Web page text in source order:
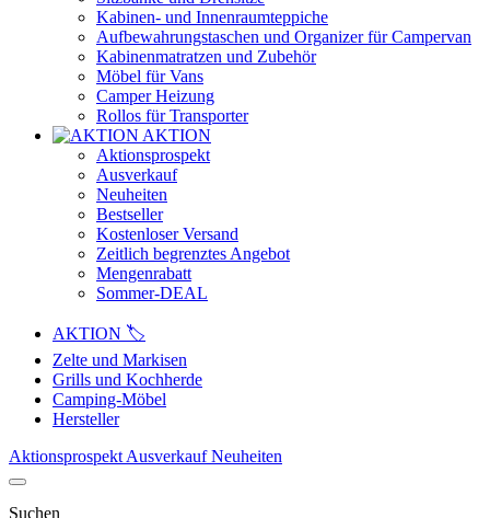
Kabinen- und Innenraumteppiche
Aufbewahrungstaschen und Organizer für Campervan
Kabinenmatratzen und Zubehör
Möbel für Vans
Camper Heizung
Rollos für Transporter
AKTION
Aktionsprospekt
Ausverkauf
Neuheiten
Bestseller
Kostenloser Versand
Zeitlich begrenztes Angebot
Mengenrabatt
Sommer-DEAL
AKTION 🏷️
Zelte und Markisen
Grills und Kochherde
Camping-Möbel
Hersteller
Aktionsprospekt AusverkaufNeuheiten
Suchen